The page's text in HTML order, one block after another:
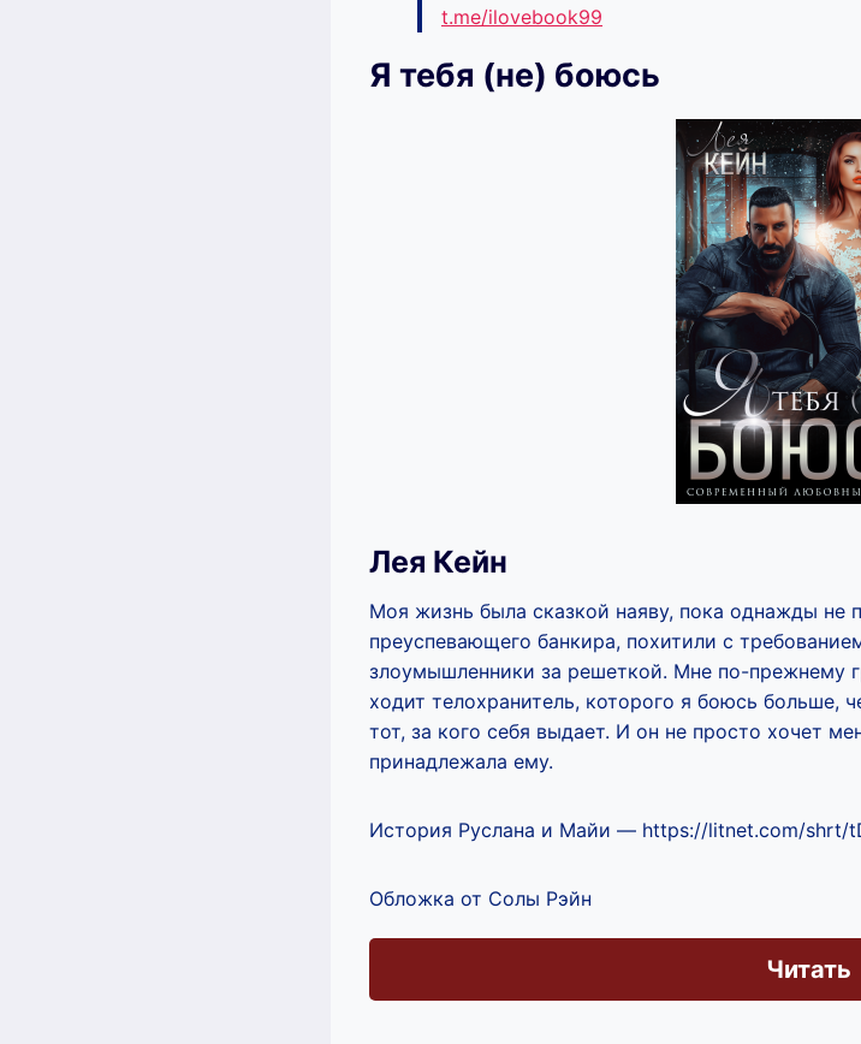
t.me/ilovebook99
Я тебя (не) боюсь
Лея Кейн
Моя жизнь была сказкой наяву, пока однажды не
преуспевающего банкира, похитили с
злоумышленники за решеткой. Мне по-прежнему
ходит телохранитель, которого я боюсь больше,
тот, за кого себя выдает. И он не просто хочет
принадлежала ему.
История Руслана и Майи — https://litnet.com/shrt/
Обложка от Солы Рэйн
Читать